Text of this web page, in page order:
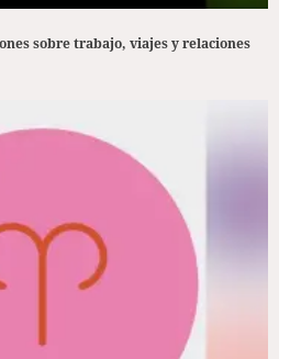
sobre trabajo, viajes y relaciones